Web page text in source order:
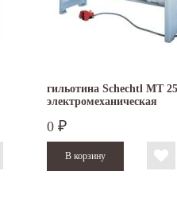
гильотина Schechtl MT
электромеханическая
0 ₽